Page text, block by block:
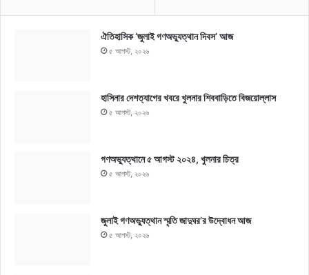
ঐতিহাসিক ‘জুলাই গণঅভ্যুত্থান দিবস’ আজ
৫ আগস্ট, ২০২৬
হাসিনার দেশত্যাগের খবরে খুলনার শিববাড়িতে বিজয়োল্লাস
৫ আগস্ট, ২০২৬
গণঅভ্যুত্থানে ৫ আগস্ট ২০২৪, খুলনার চিত্র
৫ আগস্ট, ২০২৬
জুলাই গণঅভ্যুত্থান স্মৃতি জাদুঘর’র উদ্বোধন আজ
৫ আগস্ট, ২০২৬